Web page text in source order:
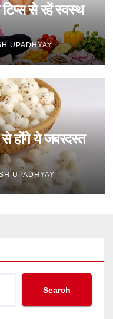
से रहें स्वस्थ
UPADHYAY
होंगे ये जबरदस्त
UPADHYAY
Search